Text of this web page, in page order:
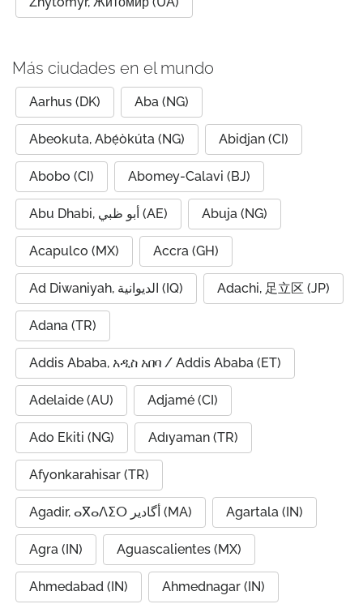
Más ciudades en el mundo
Aarhus (DK) Aba (NG)
Abeokuta, Abẹ́òkúta (NG) Abidjan (CI)
Abobo (CI) Abomey-Calavi (BJ)
Abu Dhabi, أبو ظبي (AE) Abuja (NG)
Acapulco (MX) Accra (GH)
Ad Diwaniyah, الديوانية (IQ) Adachi, 足立区 (JP)
Adana (TR)
Addis Ababa, አዲስ አበባ / Addis Ababa (ET)
Adelaide (AU) Adjamé (CI)
Ado Ekiti (NG) Adıyaman (TR)
Afyonkarahisar (TR)
Agadir, ⴰⴳⴰⴷⵉⵔ أگادیر (MA) Agartala (IN)
Agra (IN) Aguascalientes (MX)
Ahmedabad (IN) Ahmednagar (IN)